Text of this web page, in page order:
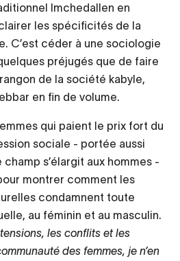
Imchedallen en
les spécificités de la
C’est céder à une sociologie
préjugés que de faire
de la société kabyle,
en fin de volume.
qui paient le prix fort du
sociale - portée aussi
s’élargit aux hommes -
montrer comment les
condamnent toute
au féminin et au masculin.
les conflits et les
des femmes, je n’en